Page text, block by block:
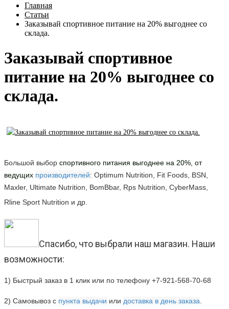
Главная
Статьи
Заказывай спортивное питание на 20% выгоднее со
склада.
Заказывай спортивное
питание на 20% выгоднее со
склада.
Большой выбор спортивного питания выгоднее на 20% , от
ведущих производителей: Optimum Nutrition, Fit Foods, BSN,
Maxler, Ultimate Nutrition, BomBbar, Rps Nutrition, CyberMass,
Rline Sport Nutrition и др.
Спасибо, что выбрали наш магазин. Наши
возможности:
1) Быстрый заказ в 1 клик или по телефону +7-921-568-70-68
2) Самовывоз с пункта выдачи или доставка в день заказа